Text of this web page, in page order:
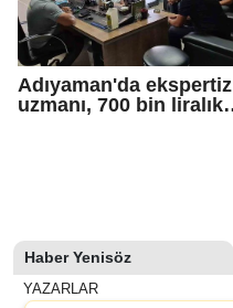
Adıyaman'da ekspertiz
uzmanı, 700 bin liralık
Haber Yenisöz
YAZARLAR